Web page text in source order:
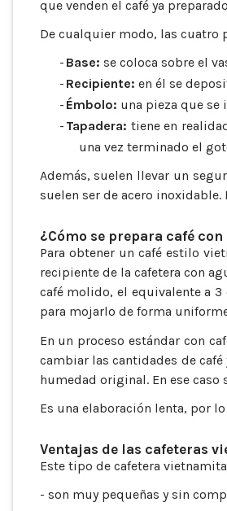
que venden el café ya
De cualquier modo, las cuatro
- Base: se coloca sobre el
- Recipiente: en él se
- Émbolo: una pieza que se
- Tapadera: tiene en
una vez terminado el
Además, suelen llevar un
suelen ser de acero
¿Cómo se prepara café
Para obtener un café estilo
recipiente de la cafetera con
café molido, el equivalente a
para mojarlo de forma
En un proceso estándar con
cambiar las cantidades de
humedad original. En ese caso
Es una elaboración lenta, por
Ventajas de las cafeteras
Este tipo de cafetera
- son muy pequeñas y sin